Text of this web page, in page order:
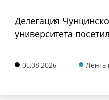
Делегация
университета
06.08.2026 Лента